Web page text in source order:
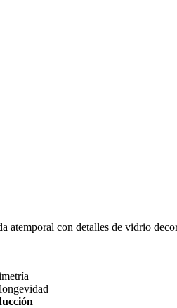
atemporal con detalles de vidrio